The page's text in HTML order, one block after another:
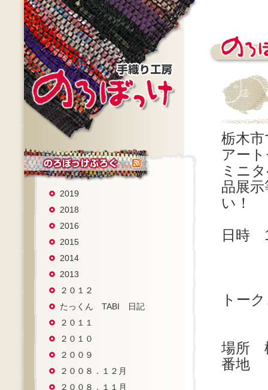
2019
2018
2016
2015
2014
2013
２０１２
たっくん TABI 日記
２０１１
２０１０
２００９
２００８．１２月
２００８．１１月
栃木
アー
ミニ
品展
い！
日時
ト
場所
番地